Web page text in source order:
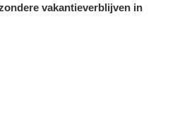
vakantieverblijven in